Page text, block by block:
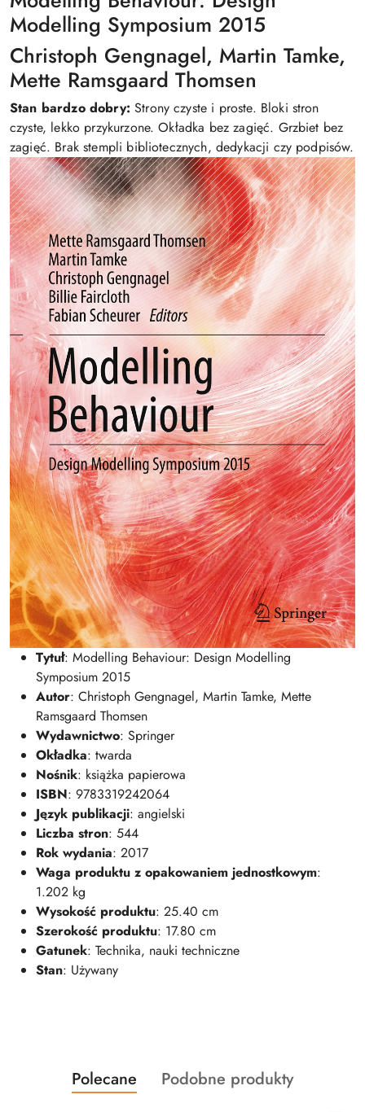
Modelling Symposium 2015
Christoph Gengnagel, Martin Tamke,
Mette Ramsgaard Thomsen
Stan bardzo dobry: Strony czyste i proste. Bloki stron
czyste, lekko przykurzone. Okładka bez zagięć. Grzbiet bez
zagięć. Brak stempli bibliotecznych, dedykacji czy podpisów.
Tytuł: Modelling Behaviour: Design Modelling
Symposium 2015
Autor: Christoph Gengnagel, Martin Tamke, Mette
Ramsgaard Thomsen
Wydawnictwo: Springer
Okładka: twarda
Nośnik: książka papierowa
ISBN: 9783319242064
Język publikacji: angielski
Liczba stron: 544
Rok wydania: 2017
Waga produktu z opakowaniem jednostkowym:
1.202 kg
Wysokość produktu: 25.40 cm
Szerokość produktu: 17.80 cm
Gatunek: Technika, nauki techniczne
Stan: Używany
Pomiń karuzelę produktów
Produkty
o
Polecane
Produkty
Podobne produkty